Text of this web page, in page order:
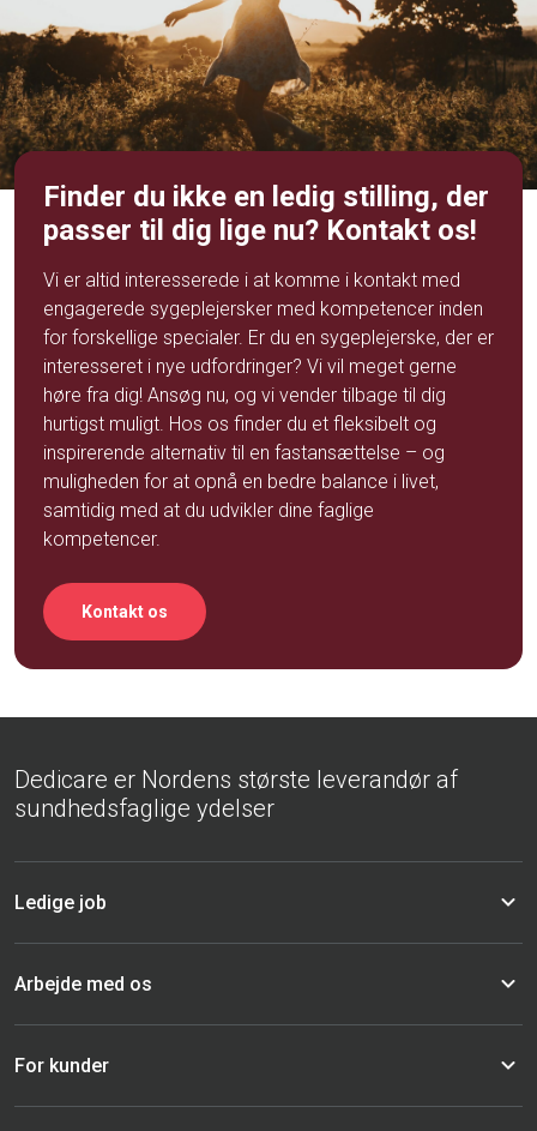
Finder du ikke en ledig stilling, der
passer til dig lige nu? Kontakt os!
Vi er altid interesserede i at komme i kontakt med
engagerede sygeplejersker med kompetencer inden
for forskellige specialer. Er du en sygeplejerske, der er
interesseret i nye udfordringer? Vi vil meget gerne
høre fra dig! Ansøg nu, og vi vender tilbage til dig
hurtigst muligt. Hos os finder du et fleksibelt og
inspirerende alternativ til en fastansættelse – og
muligheden for at opnå en bedre balance i livet,
samtidig med at du udvikler dine faglige
kompetencer.
Kontakt os
Dedicare er Nordens største leverandør af
sundhedsfaglige ydelser
Ledige job
Arbejde med os
For kunder